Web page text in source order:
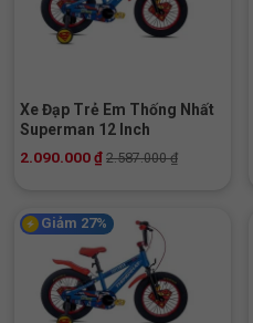
Xe Đạp Trẻ Em Thống Nhất
Superman 12 Inch
2.090.000₫ 2.587.000₫
Giảm 27%